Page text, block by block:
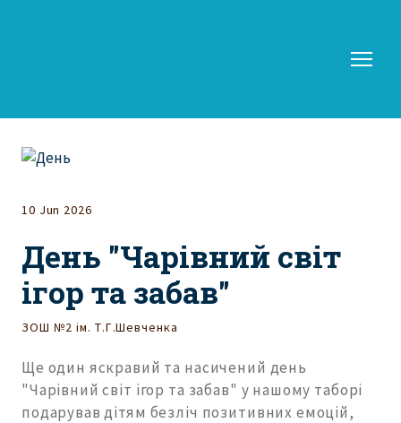
10 Jun 2026
День "Чарівний світ
ігор та забав"
ЗОШ №2 ім. Т.Г.Шевченка
Ще один яскравий та насичений день
"Чарівний світ ігор та забав" у нашому таборі
подарував дітям безліч позитивних емоцій,